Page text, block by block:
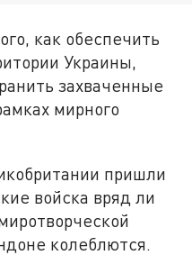
как обеспечить
Украины,
захваченные
мирного
пришли
войска вряд ли
колеблются.